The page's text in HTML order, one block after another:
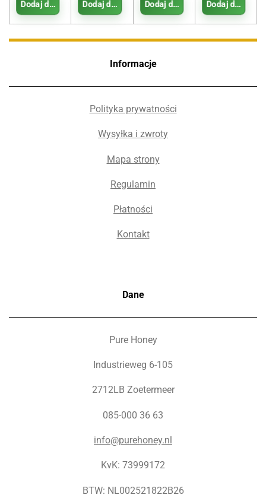
Dodaj do koszykaDodaj do koszykaDodaj do koszykaDodaj do
Informacje
Polityka prywatności
Wysyłka i zwroty
Mapa strony
Regulamin
Płatności
Kontakt
Dane
Pure Honey
Industrieweg 6-105
2712LB Zoetermeer
085-000 36 63
info@purehoney.nl
KvK: 73999172
BTW: NL002521822B26